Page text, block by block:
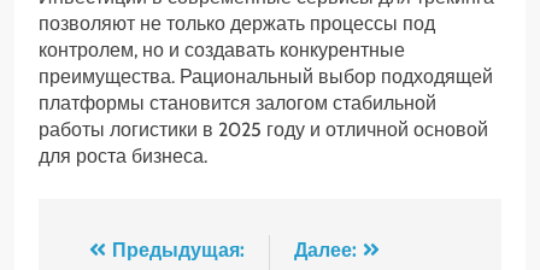
позволяют не только держать процессы под
контролем, но и создавать конкурентные
преимущества. Рациональный выбор подходящей
платформы становится залогом стабильной
работы логистики в 2025 году и отличной основой
для роста бизнеса.
Навигация
Предыдущая:
Далее: